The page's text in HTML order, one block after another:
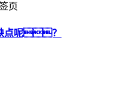
页
点呢？